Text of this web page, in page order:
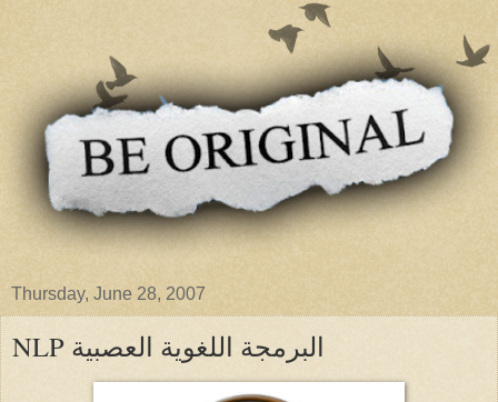
Thursday, June 28, 2007
NLP البرمجة اللغوية العصبية